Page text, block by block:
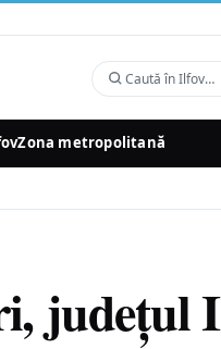
Caută
în
Ilfov
Zona metropolitană
județul